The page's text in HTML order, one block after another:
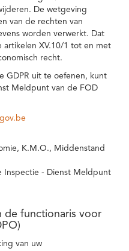
De wetgeving
van de rechten van
worden verwerkt. Dat
XV.10/1 tot en met
recht.
GDPR uit te oefenen, kunt
Meldpunt van de FOD
K.M.O., Middenstand
Inspectie - Dienst Meldpunt
de functionaris voor
van uw